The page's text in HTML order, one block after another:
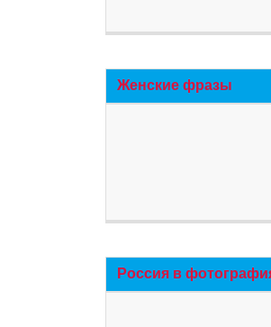
Женские фразы
Россия в